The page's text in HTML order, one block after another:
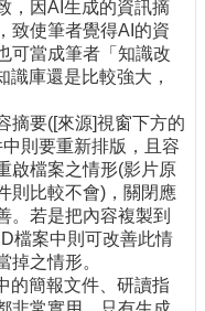
，因AI生成的資訊摘
致使筆者覺得AI的資
可當成筆者「知識改
庫還是比較強大，
摘要([來源]視窗下方的
則要重新排版，且容
啟檔案之情形(影片原
則比較不會)，關閉應
。若是把內容複製到
檔案中則可改善此情
掉之情形。
的簡報文件、研讀指